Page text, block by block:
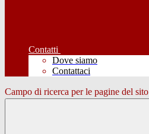
Contatti
Dove siamo
Contattaci
Campo di ricerca per le pagine del sito